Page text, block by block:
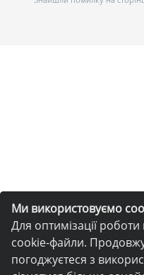
Ми використовуємо
Для оптимізації
cookie-файли.
погоджуєтеся з